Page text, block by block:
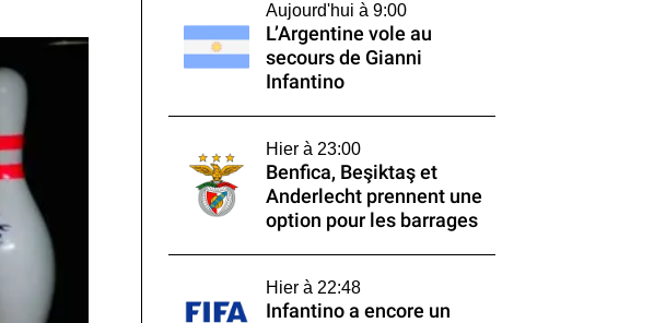
Aujourd'hui à 9:00
L’Argentine vole au
secours de Gianni
Infantino
Hier à 23:00
Benfica, Beşiktaş et
Anderlecht prennent une
option pour les barrages
Hier à 22:48
Infantino a encore un